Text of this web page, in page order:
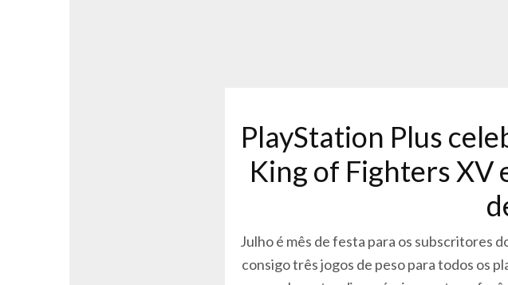
PlayStation Plus
King of Fighters XV
Julho é mês de festa para os subscritores
consigo três jogos de peso para todos os